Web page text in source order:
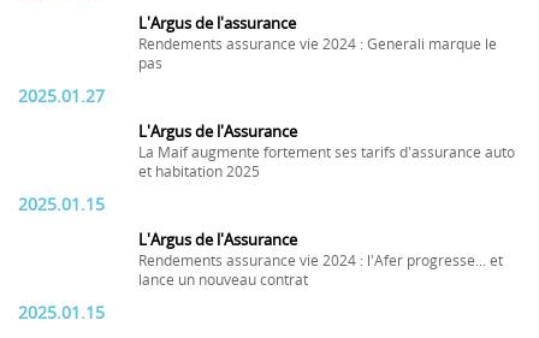
L'Argus de l'assurance
Rendements assurance vie 2024 : Generali marque le
pas
2025.01.27
L'Argus de l'Assurance
La Maif augmente fortement ses tarifs d'assurance auto
et habitation 2025
2025.01.15
L'Argus de l'Assurance
Rendements assurance vie 2024 : l'Afer progresse... et
lance un nouveau contrat
2025.01.15